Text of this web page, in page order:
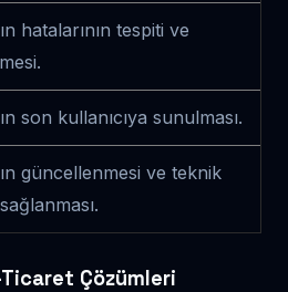
hatalarının tespiti ve
son kullanıcıya sunulması.
güncellenmesi ve teknik
Ticaret Çözümleri